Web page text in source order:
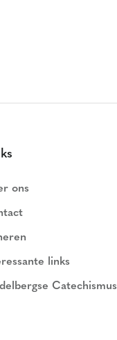
ons
links
Catechismus